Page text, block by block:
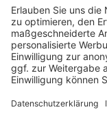
Sie sind auf der
oder Zubehör
Smartphone?
richtig! Unser
und Toner für alle
kleiner Hersteller.
einrichten, die